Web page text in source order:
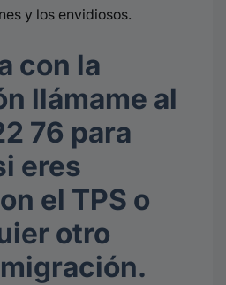
y los envidiosos.
con la
llámame al
76 para
eres
el TPS o
otro